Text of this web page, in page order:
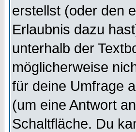
erstellst (oder den
Erlaubnis dazu
unterhalb der
möglicherweise
für deine Umfrage
(um eine Antwort
Schaltfläche. Du